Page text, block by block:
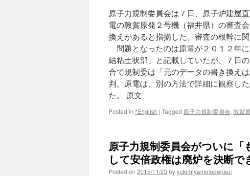
原子力規制委員会は７日、原子炉建屋
電の敦賀原発２号機（福井県）の審査
換えがあると指摘した。審査の根幹に
問題となったのは原電が２０１２年
結粘土状部」と記載していたが、７日
合で規制委は「元のデータの書き換え
判。原電は、別の方法で詳細に観察し
た。 原文
Posted in *English | Tagged 原子力規制委員会, 敦賀
原子力規制委員会がついに
して安倍政権は廃炉を決断
Posted on 2015/11/23 byyukimiyamotodepaul